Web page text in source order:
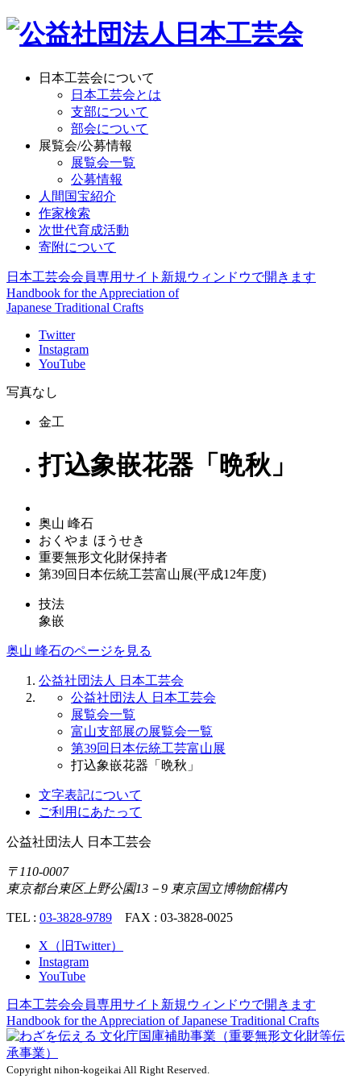
日本工芸会について
日本工芸会とは
支部について
部会について
展覧会/公募情報
展覧会一覧
公募情報
人間国宝紹介
作家検索
次世代育成活動
寄附について
日本工芸会会員専用サイト 新規ウィンドウで開きます
Handbook for the Appreciation of
Japanese Traditional Crafts
Twitter
Instagram
YouTube
写真なし
金工
打込象嵌花器「晩秋」
奥山 峰石
おくやま ほうせき
重要無形文化財保持者
第39回日本伝統工芸富山展(平成12年度)
技法
象嵌
奥山 峰石のページを見る
公益社団法人 日本工芸会
公益社団法人 日本工芸会
展覧会一覧
富山支部展の展覧会一覧
第39回日本伝統工芸富山展
打込象嵌花器「晩秋」
文字表記について
ご利用にあたって
公益社団法人 日本工芸会
〒110-0007
東京都台東区上野公園13－9 東京国立博物館構内
TEL : 03-3828-9789 FAX : 03-3828-0025
X（旧Twitter）
Instagram
YouTube
日本工芸会会員専用サイト 新規ウィンドウで開きます
Handbook for the Appreciation ofJapanese Traditional Crafts
Copyright nihon-kogeikai All Right Reserved.